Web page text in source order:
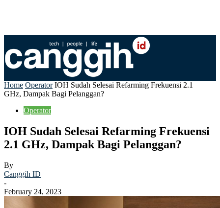
Home Operator IOH Sudah Selesai Refarming Frekuensi 2.1
GHz, Dampak Bagi Pelanggan?
Operator
IOH Sudah Selesai Refarming Frekuensi
2.1 GHz, Dampak Bagi Pelanggan?
By
Canggih ID
-
February 24, 2023